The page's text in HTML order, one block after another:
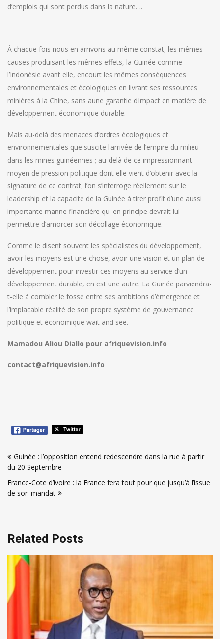
d’emplois qui sont perdus dans la nature….
À chaque fois nous en arrivons au même constat, les mêmes
causes produisant les mêmes effets, la Guinée comme
l’Indonésie avant elle, encourt les mêmes conséquences
environnementales et écologiques en livrant ses ressources
minières à la Chine, sans aune garantie d’impact en matière de
développement économique durable.
Mais au-delà des menaces d’ordres écologiques et
environnementales que suscite l’arrivée de l’empire du milieu
dans les mines guinéennes ; au-delà de ce impressionnant
moyen de pression politique dont elle vient d’obtenir avec la
signature de ce contrat, l’on s’interroge réellement sur le
leadership et la capacité de la Guinée à tirer profit d’une aussi
importante manne financière qui en principe devrait lui
permettre d’amorcer son décollage économique.
Comme le disent souvent les spécialistes du développement,
avoir les moyens est une chose, avoir une vision et un plan de
développement pour investir ces moyens au service d’un
développement durable, en est une autre. La Guinée parviendra-
t-elle à combler le fossé entre ses ambitions d’émergence et
l’implacable réalité de son propre système de gouvernance
politique et économique wait and see.
Mamadou Aliou Diallo pour afriquevision.info
contact@afriquevision.info
de
l’article
Guinée : l’opposition entend redescendre dans la rue à partir
du 20 Septembre
France-Cote d’ivoire : la France fera tout pour que jusqu’à l’issue
de son mandat
Related Posts